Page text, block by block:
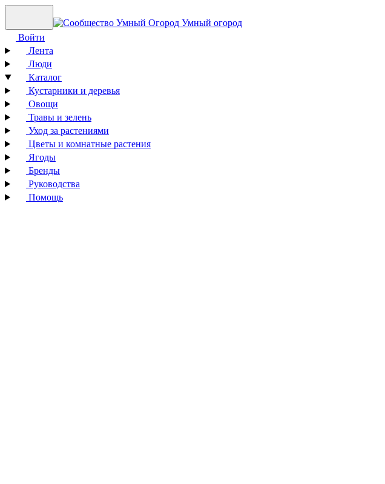
Умный огород
Войти
Лента
Люди
Каталог
Кустарники и деревья
Овощи
Травы и зелень
Уход за растениями
Цветы и комнатные растения
Ягоды
Бренды
Руководства
Помощь